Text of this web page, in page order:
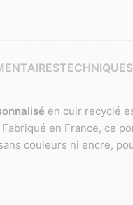
en cuir recyclé
en France, ce
couleurs ni encre,